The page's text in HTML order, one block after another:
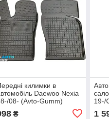
килимки в
Daewoo Nexia
08- (Avto-Gumm)
₴
19-/
1